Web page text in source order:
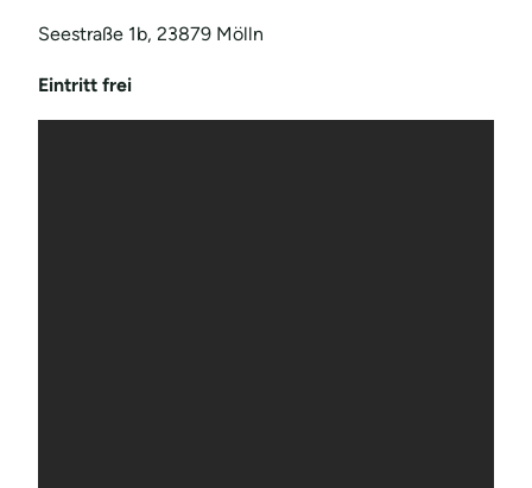
Seestraße 1b, 23879 Mölln
Eintritt frei